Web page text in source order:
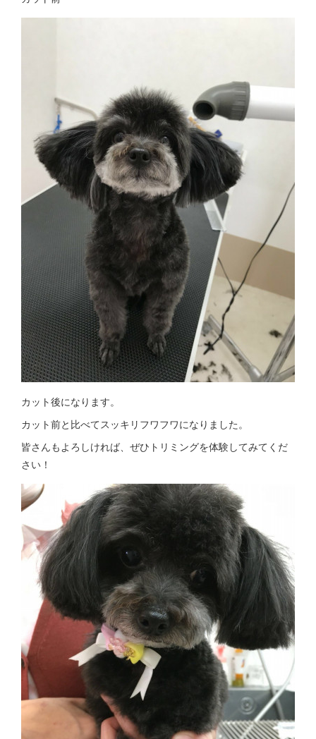
カット後になります。
カット前と比べてスッキリフワフワになりました。
皆さんもよろしければ、ぜひトリミングを体験してみてくだ
さい！